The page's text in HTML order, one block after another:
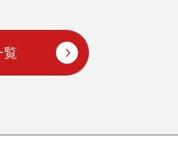
覧